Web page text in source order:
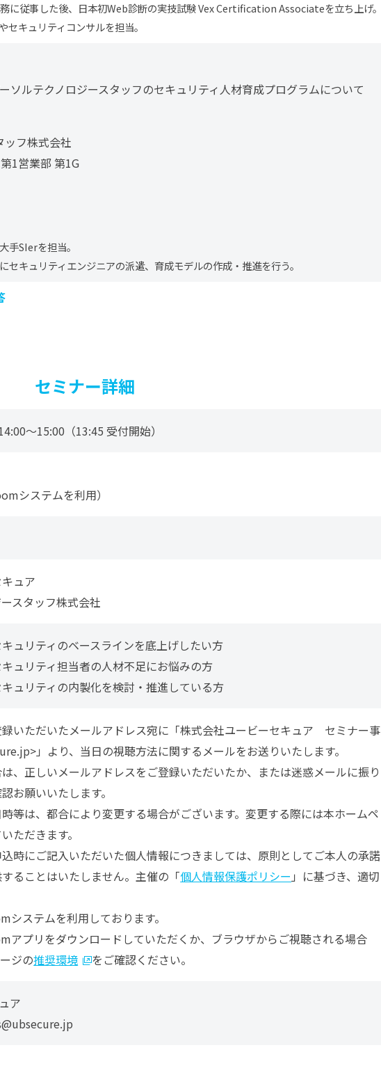
に従事した後、日本初Web診断の実技試験 Vex Certification Associateを立ち上げ。
キュリティコンサルを担当。
ソルテクノロジースタッフのセキュリティ人材育成プログラムについて
ッフ株式会社
1営業部 第1G
手SIerを担当。
セキュリティエンジニアの派遣、育成モデルの作成・推進を行う。
セミナー詳細
～15:00（13:45 受付開始）
システムを利用）
ュア
スタッフ株式会社
ュリティのベースラインを底上げしたい方
ュリティ担当者の人材不足にお悩みの方
ュリティの内製化を検討・推進している方
いただいたメールアドレス宛に「株式会社ユービーセキュア セミナー事
>」より、当日の視聴方法に関するメールをお送りいたします。
、正しいメールアドレスをご登録いただいたか、または迷惑メールに振り
お願いいたします。
等は、都合により変更する場合がございます。変更する際には本ホームペ
ただきます。
時にご記入いただいた個人情報につきましては、原則としてご本人の承諾
ることはいたしません。主催の「個人情報保護ポリシー 」に基づき、適切
システムを利用しております。
アプリをダウンロードしていただくか、ブラウザからご視聴される場合
ジの推奨環境 をご確認ください。
ア